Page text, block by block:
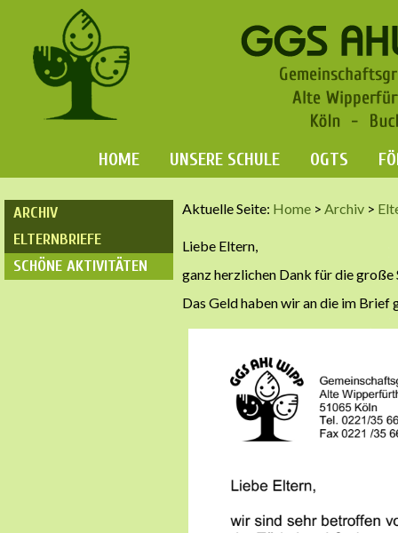
HOME UNSERE SCHULE OGTS
ARCHIV
ELTERNBRIEFE
SCHÖNE AKTIVITÄTEN
Aktuelle Seite: Home > Archiv >
Liebe Eltern,
ganz herzlichen Dank für die
Das Geld haben wir an die im